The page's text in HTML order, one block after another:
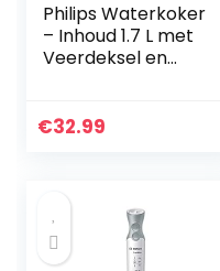
Philips Waterkoker
– Inhoud 1.7 L met
Veerdeksel en
(HD9350/90)
€32.99